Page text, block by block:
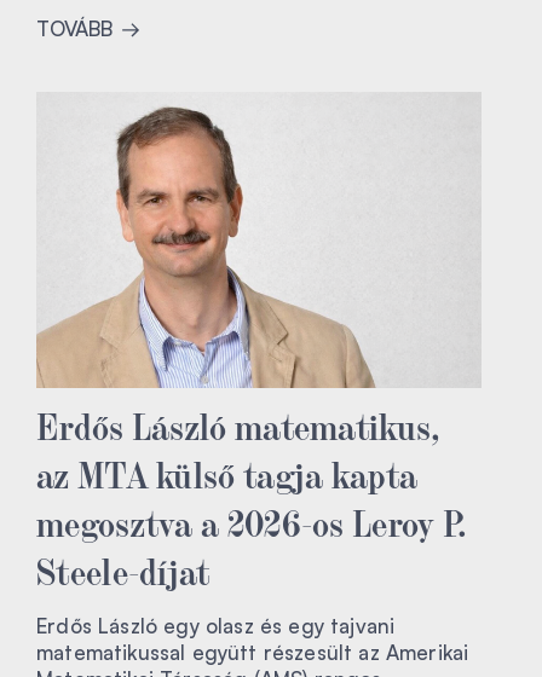
TOVÁBB
Erdős László matematikus,
az MTA külső tagja kapta
megosztva a 2026-os Leroy P.
Steele-díjat
Erdős László egy olasz és egy tajvani
matematikussal együtt részesült az Amerikai